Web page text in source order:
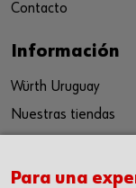
Contacto
Información
Würth Uruguay
Nuestras tiendas
Para una